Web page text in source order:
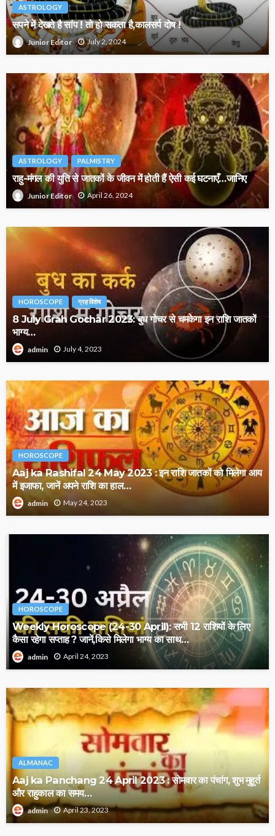
ASTROLOGY
सपने में देखते है सांप ! तो हो सकता है,कालसर्प दोष !
Junior Editor July 2, 2024
ASTROLOGY PALMISTRY
राहु-मंगल की युति से जातकों के जीवन में होती हैं ऐसी कई घटनाएँ…जानिए
Junior Editor April 26, 2024
HOROSCOPE ग्रह विशेष
8 July Grah Gochar 2023: बुध गोचर से चमकेगा इन राशि जातकों
भाग्य…
admin July 4, 2023
HOROSCOPE
Aaj ka Rashifal 24 May 2023 : इन राशि जातकों को मिलेगा आय
में इजाफा, जानें अपने राशि का हाल…
admin May 24, 2023
HOROSCOPE
Weekly Horoscope (24-30 April): सभी 12 राशियों के लिए
कैसा रहेगा सप्ताह ? जानें,किसे मिलेगा भाग्य का साथ…
admin April 24, 2023
ALMANAC
Aaj ka Panchang 24 April 2023 : सोमवार का पंचांग, शुभ मुहूर्त
और राहुकाल का समय…
admin April 23, 2023